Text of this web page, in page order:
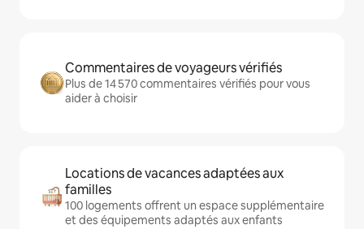
Commentaires de voyageurs vérifiés
Plus de 14 570 commentaires vérifiés pour vous
aider à choisir
Locations de vacances adaptées aux
familles
100 logements offrent un espace supplémentaire
et des équipements adaptés aux enfants